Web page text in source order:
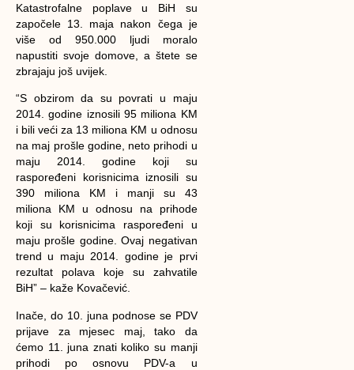
Katastrofalne poplave u BiH su
započele 13. maja nakon čega je
više od 950.000 ljudi moralo
napustiti svoje domove, a štete se
zbrajaju još uvijek.
“S obzirom da su povrati u maju
2014. godine iznosili 95 miliona KM
i bili veći za 13 miliona KM u odnosu
na maj prošle godine, neto prihodi u
maju 2014. godine koji su
raspoređeni korisnicima iznosili su
390 miliona KM i manji su 43
miliona KM u odnosu na prihode
koji su korisnicima raspoređeni u
maju prošle godine. Ovaj negativan
trend u maju 2014. godine je prvi
rezultat polava koje su zahvatile
BiH” – kaže Kovačević.
Inače, do 10. juna podnose se PDV
prijave za mjesec maj, tako da
ćemo 11. juna znati koliko su manji
prihodi po osnovu PDV-a u